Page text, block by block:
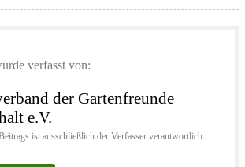
verfasst von:
der Gartenfreunde
e.V.
ist ausschließlich der Verfasser verantwortlich.